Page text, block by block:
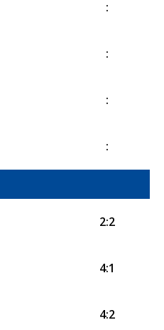
:
:
:
:
2:2
4:1
4:2